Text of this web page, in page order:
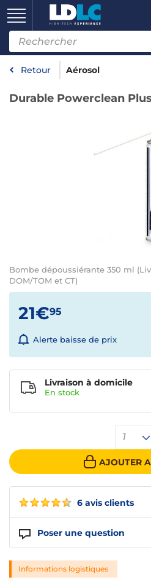
Retour Aérosol
Durable Powerclean Plus
Bombe dépoussiérante 350 ml
DOM/TOM et CT)
6 avis clients
Poser une question
21€95
Alerte baisse de prix
1
AJOUTER
Livraison à domicile
En stock
Informations logistiques